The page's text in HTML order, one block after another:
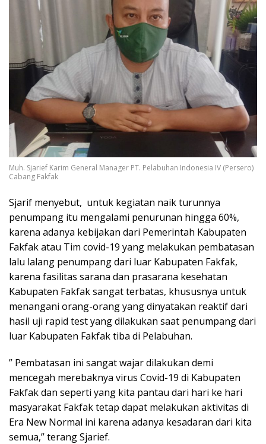
Muh. Sjarief Karim General Manager PT. Pelabuhan Indonesia IV (Persero)
Cabang Fakfak
Sjarif menyebut, untuk kegiatan naik turunnya
penumpang itu mengalami penurunan hingga 60%,
karena adanya kebijakan dari Pemerintah Kabupaten
Fakfak atau Tim covid-19 yang melakukan pembatasan
lalu lalang penumpang dari luar Kabupaten Fakfak,
karena fasilitas sarana dan prasarana kesehatan
Kabupaten Fakfak sangat terbatas, khususnya untuk
menangani orang-orang yang dinyatakan reaktif dari
hasil uji rapid test yang dilakukan saat penumpang dari
luar Kabupaten Fakfak tiba di Pelabuhan.
” Pembatasan ini sangat wajar dilakukan demi
mencegah merebaknya virus Covid-19 di Kabupaten
Fakfak dan seperti yang kita pantau dari hari ke hari
masyarakat Fakfak tetap dapat melakukan aktivitas di
Era New Normal ini karena adanya kesadaran dari kita
semua,” terang Sjarief.